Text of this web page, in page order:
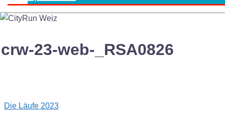
crw-23-web-_RSA0826
Post
Die Läufe 2023